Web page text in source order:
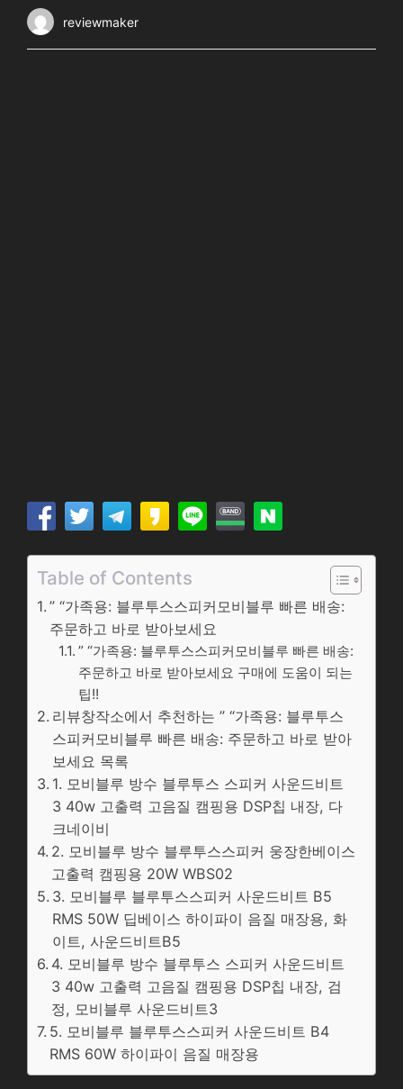
reviewmaker
Table of Contents
” “가족용: 블루투스스피커모비블루 빠른 배송:
주문하고 바로 받아보세요
” “가족용: 블루투스스피커모비블루 빠른 배송:
주문하고 바로 받아보세요 구매에 도움이 되는
팁!!
리뷰창작소에서 추천하는 ” “가족용: 블루투스
스피커모비블루 빠른 배송: 주문하고 바로 받아
보세요 목록
1. 모비블루 방수 블루투스 스피커 사운드비트
3 40w 고출력 고음질 캠핑용 DSP칩 내장, 다
크네이비
2. 모비블루 방수 블루투스스피커 웅장한베이스
고출력 캠핑용 20W WBS02
3. 모비블루 블루투스스피커 사운드비트 B5
RMS 50W 딥베이스 하이파이 음질 매장용, 화
이트, 사운드비트B5
4. 모비블루 방수 블루투스 스피커 사운드비트
3 40w 고출력 고음질 캠핑용 DSP칩 내장, 검
정, 모비블루 사운드비트3
5. 모비블루 블루투스스피커 사운드비트 B4
RMS 60W 하이파이 음질 매장용